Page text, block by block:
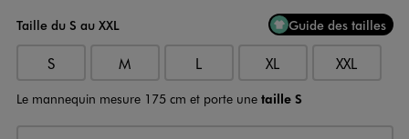
Taille du S au XXL
Guide des tailles
S M L XL XXL
Le mannequin mesure 175 cm et porte une taille S